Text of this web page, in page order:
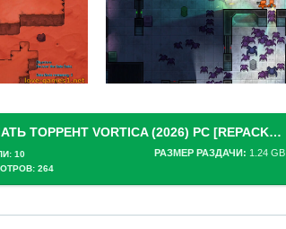
СКАЧАТЬ ТОРРЕНТ VORTICA (2026) PC [REPACK] (V1.0.4)
РАЗМЕР РАЗДАЧИ: 1.24 GB
10
264